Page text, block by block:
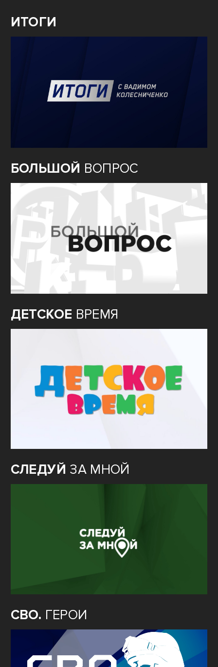
ИТОГИ
БОЛЬШОЙ ВОПРОС
ДЕТСКОЕ ВРЕМЯ
СЛЕДУЙ ЗА МНОЙ
СВО. ГЕРОИ